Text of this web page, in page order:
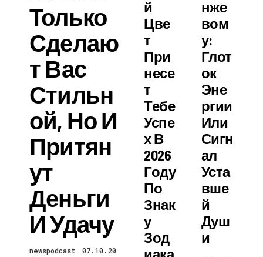
Только
Сделаю
Т Вас
Стильн
Ой, Но И
Притян
Ут
Деньги
И Удачу
newspodcast
07.10.20
Й
Цве
Т
При
Несе
Т
Тебе
Успе
Х В
2026
Году
По
Знак
У
Зод
Иака
Нже
Вом
У:
Глот
Ок
Эне
Ргии
Или
Сигн
Ал
Уста
Вше
Й
Душ
И